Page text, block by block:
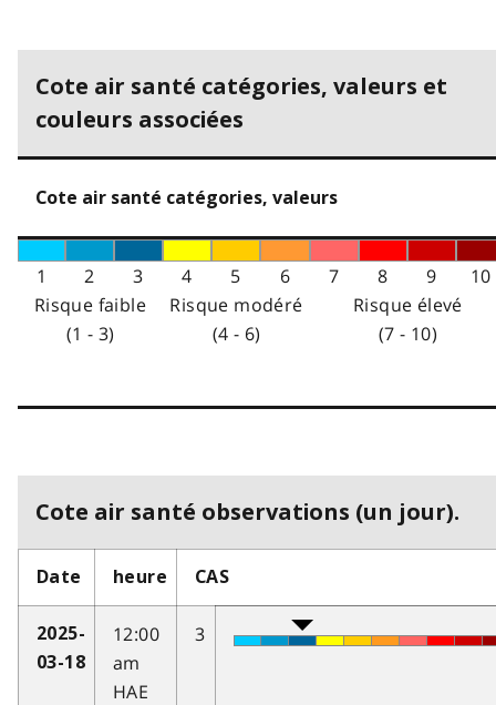
Cote air santé catégories, valeurs et
couleurs associées
Cote air santé catégories, valeurs
1 2 3 4 5 6 7 8 9
10
Risque faible
(1 - 3)
Risque modéré
(4 - 6)
Risque élevé
(7 - 10)
Cote air santé observations (un jour).
Date heure CAS
2025-
03-18
12:00
am
HAE
3